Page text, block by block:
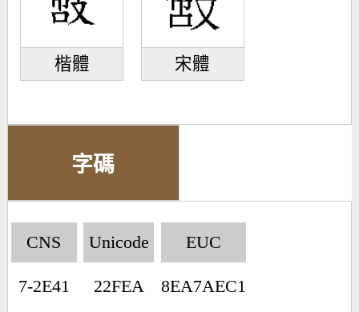
楷體 宋體
字碼
CNS
7-2E41
Unicode
22FEA
EUC
8EA7AEC1